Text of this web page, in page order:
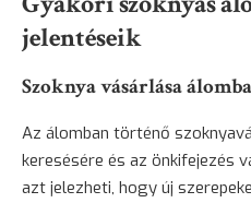
jelentéseik
Szoknya vásárlása
Az álomban történő
keresésére és az önkifejezés
azt jelezheti, hogy új